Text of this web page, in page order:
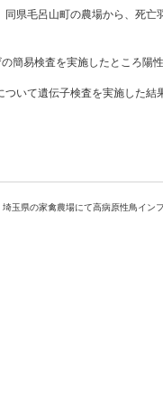
同県毛呂山町の農場から、死亡
簡易検査を実施したところ陽
ついて遺伝子検査を実施した結
埼玉県の家禽農場にて高病原性鳥イン